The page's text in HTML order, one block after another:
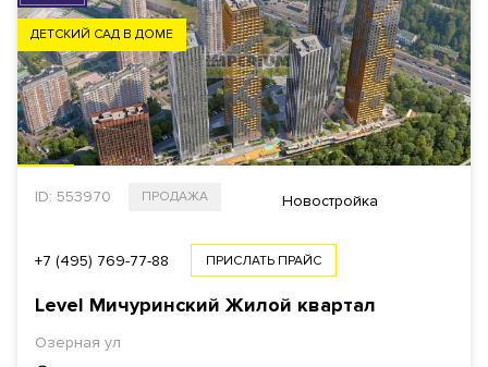
ДЕТСКИЙ САД В ДОМЕ
ID: 553970 ПРОДАЖА Новостройка
+7 (495) 769-77-88 ПРИСЛАТЬ ПРАЙС
Level Мичуринский Жилой квартал
Озерная ул